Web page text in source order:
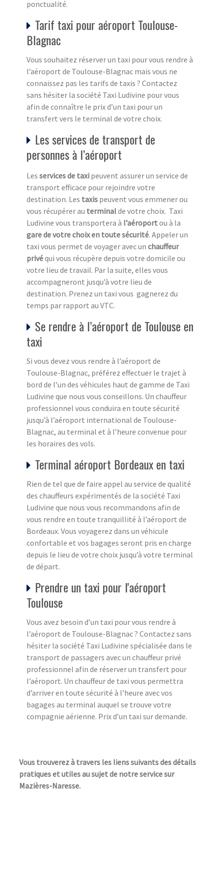
ponctualité.
Tarif taxi pour aéroport Toulouse-
Blagnac
Vous souhaitez réserver un taxi pour vous rendre à
l’aéroport de Toulouse-Blagnac mais vous ne
connaissez pas les tarifs de taxis ? Contactez
sans hésiter la société Taxi Ludivine pour vous
afin de connaître le prix d’un taxi pour un
transfert vers le terminal de votre choix.
Les services de transport de
personnes à l’aéroport
Les services de taxi peuvent assurer un service de
transport efficace pour rejoindre votre
destination. Les taxis peuvent vous emmener ou
vous récupérer au terminalde votre choix. Taxi
Ludivine vous transportera à l’aéroportou à la
gare de votre choix en toute sécurité. Appeler un
taxi vous permet de voyager avec un chauffeur
privéqui vous récupère depuis votre domicile ou
votre lieu de travail. Par la suite, elles vous
accompagneront jusqu’à votre lieu de
destination. Prenez un taxi vous gagnerez du
temps par rapport au VTC.
Se rendre à l’aéroport de Toulouse en
taxi
Si vous devez vous rendre à l’aéroport de
Toulouse-Blagnac, préférez effectuer le trajet à
bord de l’un des véhicules haut de gamme de Taxi
Ludivine que nous vous conseillons. Un chauffeur
professionnel vous conduira en toute sécurité
jusqu’à l’aéroport international de Toulouse-
Blagnac, au terminal et à l’heure convenue pour
les horaires des vols.
Terminal aéroport Bordeaux en taxi
Rien de tel que de faire appel au service de qualité
des chauffeurs expérimentés de la société Taxi
Ludivine que nous vous recommandons afin de
vous rendre en toute tranquillité à l’aéroport de
Bordeaux. Vous voyagerez dans un véhicule
confortable et vos bagages seront pris en charge
depuis le lieu de votre choix jusqu’à votre terminal
de départ.
Prendre un taxi pour l'aéroport
Toulouse
Vous avez besoin d’un taxi pour vous rendre à
l’aéroport de Toulouse-Blagnac ? Contactez sans
hésiter la société Taxi Ludivine spécialisée dans le
transport de passagers avec un chauffeur privé
professionnel afin de réserver un transfert pour
l’aéroport. Un chauffeur de taxi vous permettra
d’arriver en toute sécurité à l’heure avec vos
bagages au terminal auquel se trouve votre
compagnie aérienne. Prix d’un taxi sur demande.
Vous trouverez à travers les liens suivants des détails
pratiques et utiles au sujet de notre service sur
Mazières-Naresse.